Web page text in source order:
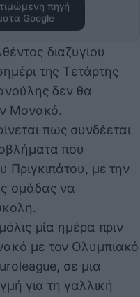
πηγή
Google
διαζυγίου
της Τετάρτης
δεν θα
Μονακό.
πως συνδέεται
που
Πριγκιπάτου, με την
ομάδας να
μία ημέρα πριν
με τον Ολυμπιακό
σε μια
για τη γαλλική